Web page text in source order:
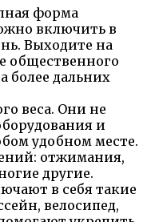
форма
включить в
Выходите на
общественного
более дальних
веса. Они не
и
удобном месте.
отжимания,
другие.
в себя такие
велосипед,